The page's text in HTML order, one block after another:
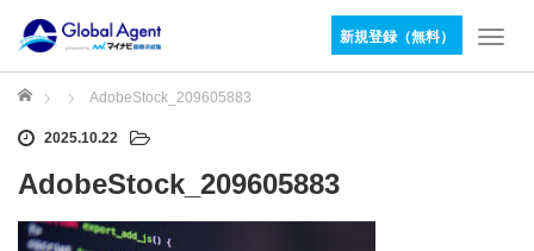
新規登録（無料）
T
ホーム AdobeStock_209605883
2025.10.22
AdobeStock_209605883